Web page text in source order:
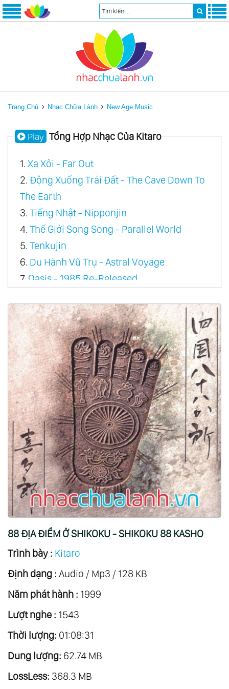
Trang Chủ Nhạc Chữa Lành New Age Music
Play Tổng Hợp Nhạc Của Kitaro
1. Xa Xôi - Far Out
2. Động Xuống Trái Đất - The Cave Down To
The Earth
3. Tiếng Nhật - Nipponjin
4. Thế Giới Song Song - Parallel World
5. Tenkujin
6. Du Hành Vũ Trụ - Astral Voyage
7. Oasis - 1985 Re-Released
9.Con Đường Tơ Lụa - Silk Road Suite
10.Con Đường Tơ Lụa - Silk Road Vol.1
11.Con Đường Tơ Lụa - Silk Road Vol.2
12.Con Đường Tơ Lụa - Silk Road Vol.3
13.Con Đường Tơ Lụa - Silk Road Vol.4
14.Hay Nhất Của Kitaro - The Best Of Kitaro
Vol.1
15.Ki
16.Nữ Hoàng Thiên Niên Kỷ - Queen
Millennia
17.Đám Mây Bạc - Silver Cloud
18.Sống Ở Châu Á - Live In Asia
19.Hướng Tây - Towards The West
Ánh Sáng Của Thần Khí - The Light Of The
Spirit
21.Mười Năm - Ten Years Vol.1
22.Mười Năm - Ten Years Vol.2
23.Kojiki
25. Trời Và Đất - Heaven And Earth
26.Một Buổi Tối Mê Hoặc - An Enchanted
Evening
27.Hòa Bình Trên Trái Đất - Peace Of Earth
88 ĐỊA ĐIỂM Ở SHIKOKU - SHIKOKU 88 KASHO
Trình bày : Kitaro
Định dạng : Audio / Mp3 / 128 KB
Năm phát hành : 1999
Lượt nghe : 1543
Thời lượng: 01:08:31
Dung lượng: 62.74 MB
LossLess: 368.3 MB